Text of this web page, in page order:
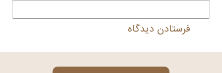
فرستادن دیدگاه